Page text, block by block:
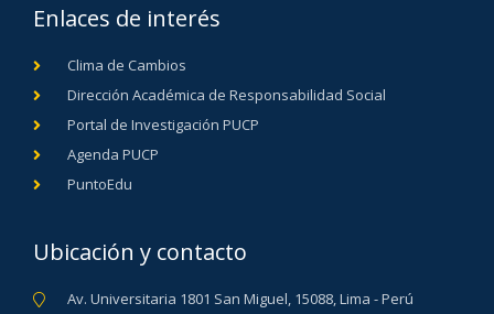
Enlaces de interés
Clima de Cambios
Dirección Académica de Responsabilidad Social
Portal de Investigación PUCP
Agenda PUCP
PuntoEdu
Ubicación y contacto
Av. Universitaria 1801 San Miguel, 15088, Lima - Perú